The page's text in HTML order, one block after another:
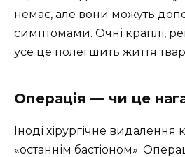
немає, але вони можуть
симптомами. Очні краплі,
усе це полегшить життя
Операція — чи це
Іноді хірургічне видалення
«останнім бастіоном».